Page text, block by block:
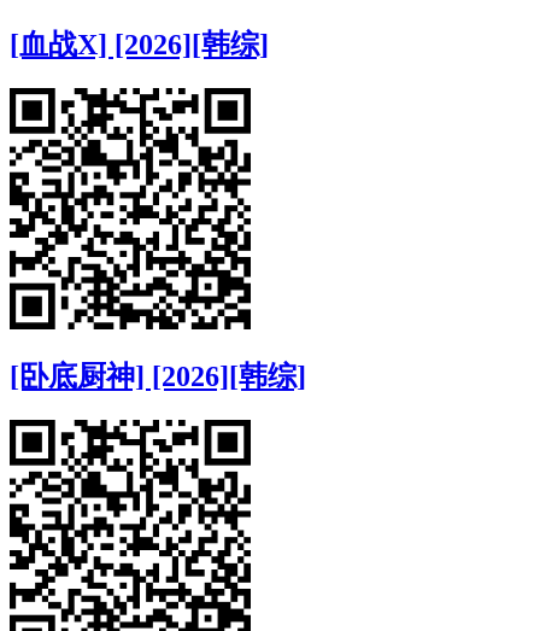
[血战X] [2026][韩综]
[卧底厨神] [2026][韩综]